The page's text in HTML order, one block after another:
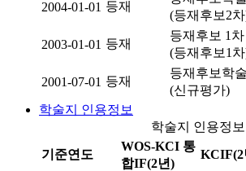
2004-01-01 등재
(등재후보2
2003-01-01 등재
등재후보 1차
(등재후보1
2001-07-01 등재
등재후보학
(신규평가)
학술지 인용정보
학술지 인용정보
기준연도
WOS-KCI 통
합IF(2년)
KCIF(2